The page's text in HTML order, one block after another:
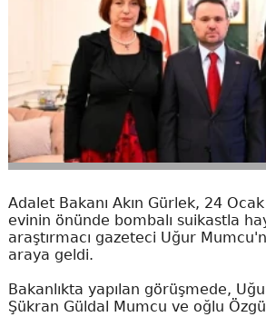
Adalet Bakanı Akın Gürlek, 24
evinin önünde bombalı suikastla
araştırmacı gazeteci Uğur
araya geldi.
Bakanlıkta yapılan görüşmede,
Şükran Güldal Mumcu ve oğlu